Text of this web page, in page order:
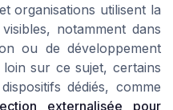
organisations utilisent la
notamment dans
ou de développement
sur ce sujet, certains
dédiés, comme
externalisée pour